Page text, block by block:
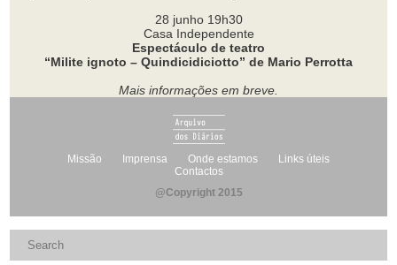
28 junho 19h30
Casa Independente
Espectáculo de teatro
“Milite ignoto – Quindicidiciotto” de Mario Perrotta
Mais informações em breve.
Missão Imprensa Onde estamos
Links úteis
Contactos
@Copyright 2015